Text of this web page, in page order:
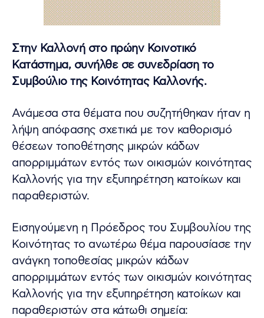
Στην Καλλονή στο πρώην Κοινοτικό
Κατάστημα, συνήλθε σε συνεδρίαση το
Συμβούλιο της Κοινότητας Καλλονής.
Ανάμεσα στα θέματα που συζητήθηκαν ήταν η
λήψη απόφασης σχετικά με τον καθορισμό
θέσεων τοποθέτησης μικρών κάδων
απορριμμάτων εντός των οικισμών κοινότητας
Καλλονής για την εξυπηρέτηση κατοίκων και
παραθεριστών.
Εισηγούμενη η Πρόεδρος του Συμβουλίου της
Κοινότητας το ανωτέρω θέμα παρουσίασε την
ανάγκη τοποθεσίας μικρών κάδων
απορριμμάτων εντός των οικισμών κοινότητας
Καλλονής για την εξυπηρέτηση κατοίκων και
παραθεριστών στα κάτωθι σημεία: